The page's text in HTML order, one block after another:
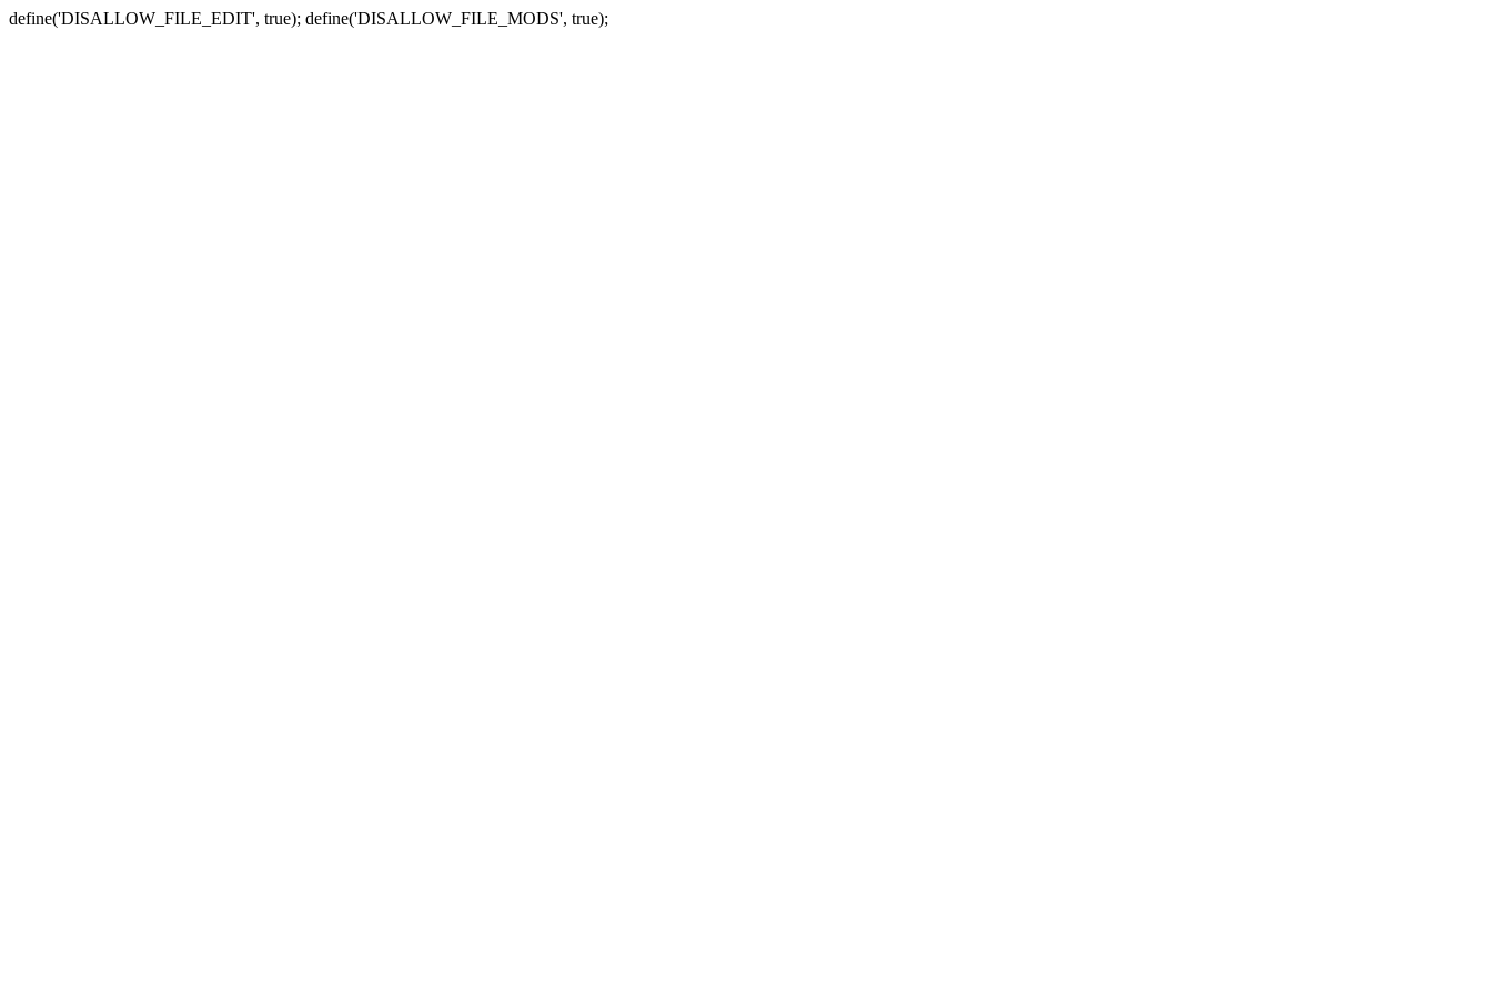
define('DISALLOW_FILE_EDIT', true); define('DISALLOW_FILE_MODS', true);